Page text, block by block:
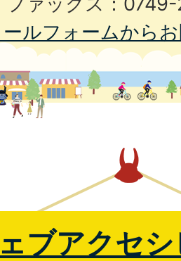
ールフォームから
ブアクセ